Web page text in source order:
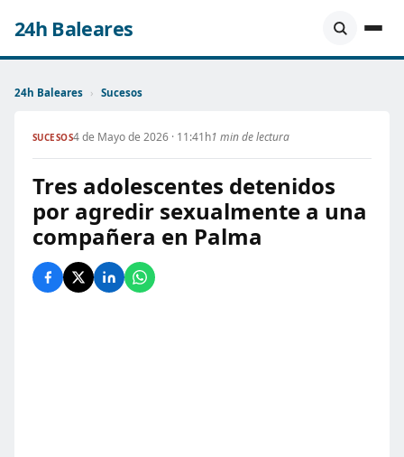
24h Baleares
24h Baleares › Sucesos
SUCESOS4 de Mayo de 2026 · 11:41h1 min de lectura
Tres adolescentes detenidos
por agredir sexualmente a una
compañera en Palma